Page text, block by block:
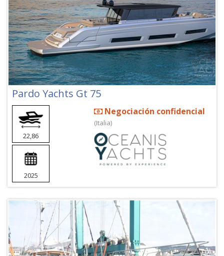
Pardo Yachts Gt 75
22,86
2025
Negociación confidencial
(Italia)